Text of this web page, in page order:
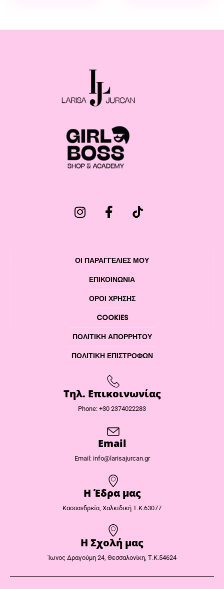
ΟΙ ΠΑΡΑΓΓΕΛΙΕΣ ΜΟΥ
ΕΠΙΚΟΙΝΩΝΊΑ
ΌΡΟΙ ΧΡΉΣΗΣ
COOKIES
ΠΟΛΙΤΙΚΉ ΑΠΟΡΡΉΤΟΥ
ΠΟΛΙΤΙΚΉ ΕΠΙΣΤΡΟΦΏΝ
Τηλ. Επικοινωνίας
Phone: +30 2374022283
Email
Email: info@larisajurcan.gr
Η Έδρα μας​
Κασσανδρεία, Χαλκιδική Τ.Κ.63077
Η Σχολή μας
Ίωνος Δραγούμη 24, Θεσσαλονίκη, Τ.Κ.54624